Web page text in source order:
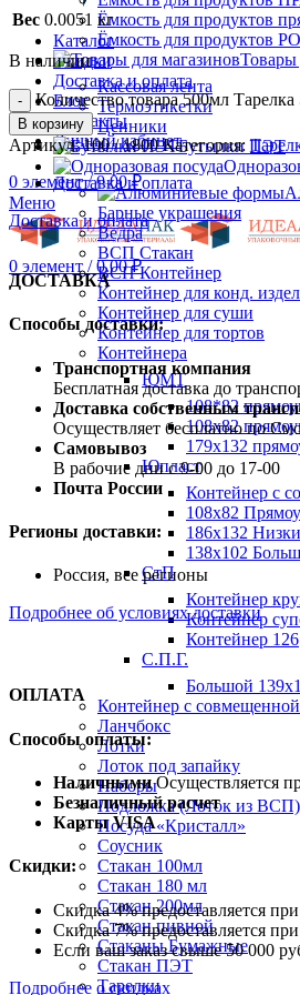
Каталог
Скидки
Доставка и оплата
Блог
Контакты
Личный кабинет
0 элемент / 0.00₽
Меню
0 элемент / 0.00₽
Ёмкость для продуктов
Ёмкость для продуктов
Товары
Кассовая лента
Термоэтикетки
Ценники
Бутылки ПЭТ
Барные украшения
Ведра
ВСП Стакан
ВСП Контейнер
Контейнер для конд.
Контейнер для суши
Контейнер для тортов
Контейнера
ЮМТ
108*82
108х82
179х132
Юпласт
Контейнер с
108х82
186х132
138х102
СтП
Контейнер
Контейнер
Контейнер 126
С.П.Г.
Большой
Контейнер с
Ланчбокс
Лотки
Лоток под запайку
Наборы
Подложка (Лоток из ВСП)
Посуда «Кристалл»
Соусник
Стакан 100мл
Стакан 180 мл
Стакан 200мл
Стакан пивной
Стаканы Бумажные
Стакан ПЭТ
Тарелки
Вес 0.0051 кг
В наличии
Количество товара 500мл
В корзину
Артикул:100 / 1800 Категория:
Доставка и оплата
Доставка и оплата
ДОСТАВКА
Способы доставки:
Транспортная компания
Бесплатная доставка до
Доставка собственным
Осуществляет бесплатно по
Самовывоз
В рабочие дни с 9-00 до 17-00
Почта России
Регионы доставки:
Россия, все регионы
Подробнее об условиях доставки
ОПЛАТА
Способы оплаты:
НаличнымиОсуществляется
Безналичный расчет
Карты VISA
Скидки:
Скидка 4% предоставляется
Скидка 7% предоставляется
Если ваш заказ свыше 50 000
Подробнее о скидках